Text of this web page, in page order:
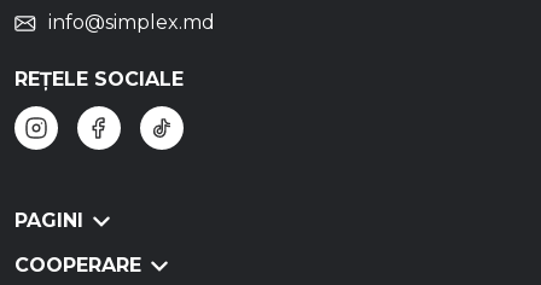
info@simplex.md
REȚELE SOCIALE
PAGINI
COOPERARE